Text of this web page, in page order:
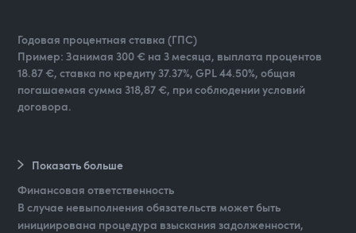
Годовая процентная ставка (ГПС)
Пример: Занимая 300 € на 3 месяца, выплата процентов
18.87 €, ставка по кредиту 37.37%, GPL 44.50%, общая
погашаемая сумма 318,87 €, при соблюдении условий
договора.
Показать больше
Финансовая ответственность
В случае невыполнения обязательств может быть
инициирована процедура взыскания задолженности,